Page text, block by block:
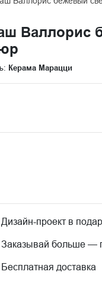
Керама Марацци
Дизайн-проект в
Заказывай больше —
Бесплатная доставка